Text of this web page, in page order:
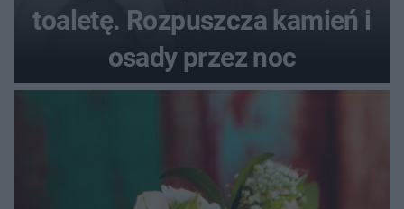
toaletę. Rozpuszcza kamień i
osady przez noc